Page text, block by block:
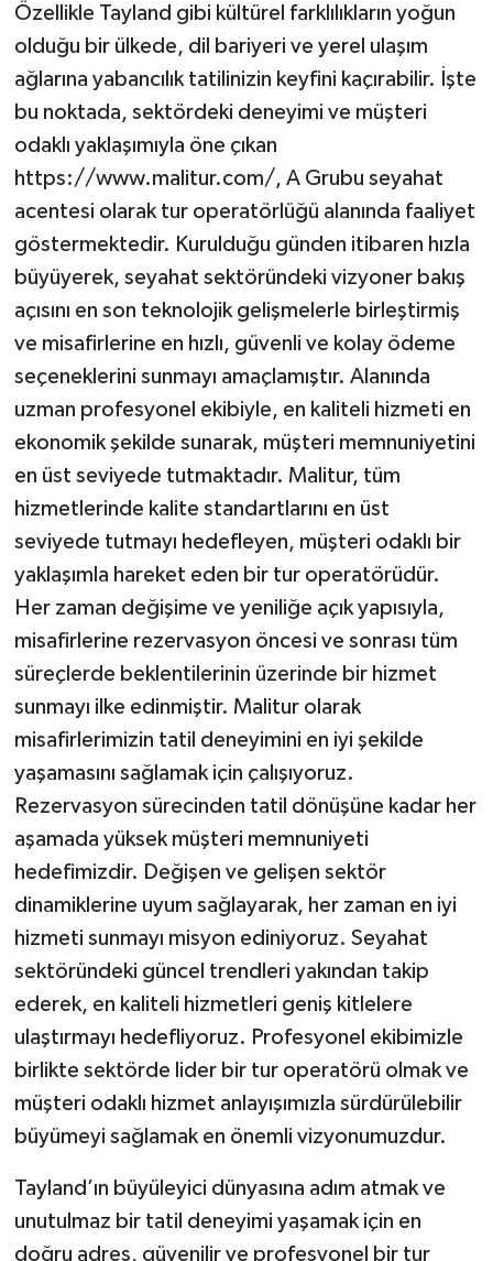
Özellikle Tayland gibi kültürel farklılıkların yoğun
olduğu bir ülkede, dil bariyeri ve yerel ulaşım
ağlarına yabancılık tatilinizin keyfini kaçırabilir. İşte
bu noktada, sektördeki deneyimi ve müşteri
odaklı yaklaşımıyla öne çıkan
https://www.malitur.com/, A Grubu seyahat
acentesi olarak tur operatörlüğü alanında faaliyet
göstermektedir. Kurulduğu günden itibaren hızla
büyüyerek, seyahat sektöründeki vizyoner bakış
açısını en son teknolojik gelişmelerle birleştirmiş
ve misafirlerine en hızlı, güvenli ve kolay ödeme
seçeneklerini sunmayı amaçlamıştır. Alanında
uzman profesyonel ekibiyle, en kaliteli hizmeti en
ekonomik şekilde sunarak, müşteri memnuniyetini
en üst seviyede tutmaktadır. Malitur, tüm
hizmetlerinde kalite standartlarını en üst
seviyede tutmayı hedefleyen, müşteri odaklı bir
yaklaşımla hareket eden bir tur operatörüdür.
Her zaman değişime ve yeniliğe açık yapısıyla,
misafirlerine rezervasyon öncesi ve sonrası tüm
süreçlerde beklentilerinin üzerinde bir hizmet
sunmayı ilke edinmiştir. Malitur olarak
misafirlerimizin tatil deneyimini en iyi şekilde
yaşamasını sağlamak için çalışıyoruz.
Rezervasyon sürecinden tatil dönüşüne kadar her
aşamada yüksek müşteri memnuniyeti
hedefimizdir. Değişen ve gelişen sektör
dinamiklerine uyum sağlayarak, her zaman en iyi
hizmeti sunmayı misyon ediniyoruz. Seyahat
sektöründeki güncel trendleri yakından takip
ederek, en kaliteli hizmetleri geniş kitlelere
ulaştırmayı hedefliyoruz. Profesyonel ekibimizle
birlikte sektörde lider bir tur operatörü olmak ve
müşteri odaklı hizmet anlayışımızla sürdürülebilir
büyümeyi sağlamak en önemli vizyonumuzdur.
Tayland’ın büyüleyici dünyasına adım atmak ve
unutulmaz bir tatil deneyimi yaşamak için en
doğru adres, güvenilir ve profesyonel bir tur